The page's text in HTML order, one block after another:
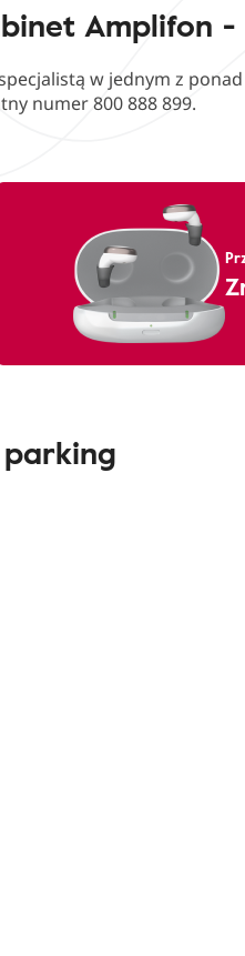
Amplifon -
w jednym z
numer 800 888 899.